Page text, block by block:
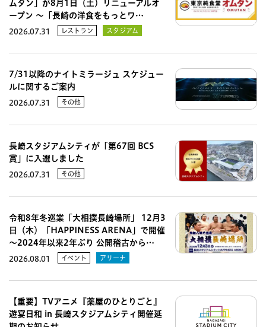
ムタン」が8月1日（土）リニューアルオ
ープン 〜「長崎の洋食をもっとワ…
2026.07.31 レストラン スタジアム
7/31以降のナイトミラージュ スケジュー
ルに関するご案内
2026.07.31 その他
長崎スタジアムシティが「第67回 BCS
賞」に入選しました
2026.07.31 その他
令和8年冬巡業「大相撲長崎場所」 12月3
日（木）「HAPPINESS ARENA」で開催
～2024年以来2年ぶり 公開稽古から…
2026.08.01 イベント アリーナ
【重要】TVアニメ『薬屋のひとりごと』
遊宴日和 in 長崎スタジアムシティ開催延